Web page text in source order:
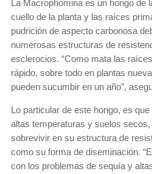
La Macrophomina es un hongo de
cuello de la planta y las raíces
pudrición de aspecto carbonosa
numerosas estructuras de
esclerocios. “Como mata las
rápido, sobre todo en plantas
pueden sucumbir en un año”,
Lo particular de este hongo, es
altas temperaturas y suelos
sobrevivir en su estructura de
como su forma de diseminación.
con los problemas de sequía y